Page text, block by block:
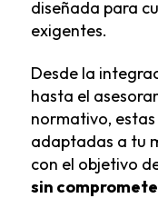
diseñada para
exigentes.
Desde la
hasta el
normativo,
adaptadas a tu
con el objetivo
sin